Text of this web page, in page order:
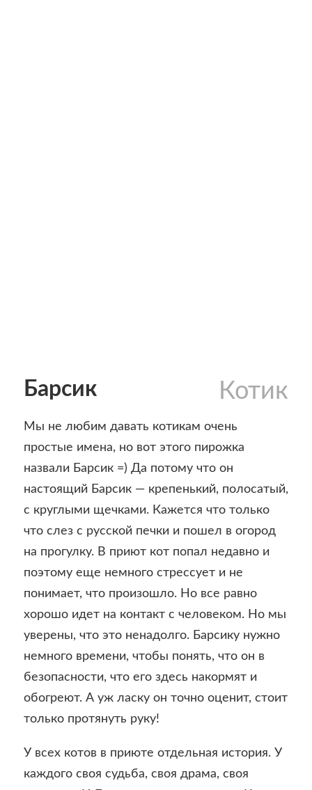
Котик
Барсик
Мы не любим давать котикам очень
простые имена, но вот этого пирожка
назвали Барсик =) Да потому что он
настоящий Барсик — крепенький, полосатый,
с круглыми щечками. Кажется что только
что слез с русской печки и пошел в огород
на прогулку. В приют кот попал недавно и
поэтому еще немного стрессует и не
понимает, что произошло. Но все равно
хорошо идет на контакт с человеком. Но мы
уверены, что это ненадолго. Барсику нужно
немного времени, чтобы понять, что он в
безопасности, что его здесь накормят и
обогреют. А уж ласку он точно оценит, стоит
только протянуть руку!
У всех котов в приюте отдельная история. У
каждого своя судьба, своя драма, своя